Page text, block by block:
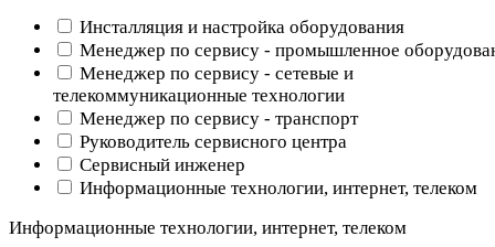
Инсталляция и настройка оборудования
Менеджер по сервису - промышленное
Менеджер по сервису - сетевые и
телекоммуникационные технологии
Менеджер по сервису - транспорт
Руководитель сервисного центра
Сервисный инженер
Информационные технологии, интернет, телеком
Информационные технологии, интернет, телеком